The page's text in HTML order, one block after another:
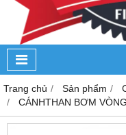
Trang chủ Sản phẩm
CÁNHTHAN BƠM